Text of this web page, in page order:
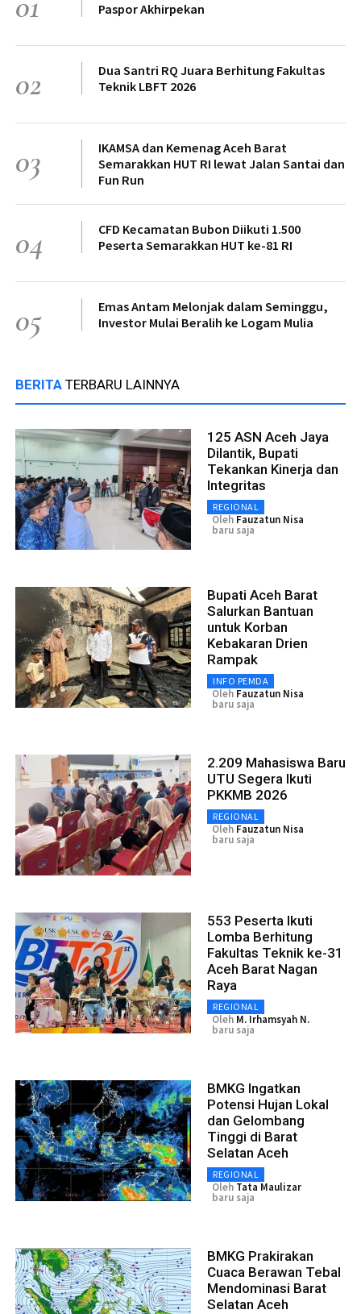
Paspor Akhirpekan
02
Dua Santri RQ Juara Berhitung Fakultas
Teknik LBFT 2026
03
IKAMSA dan Kemenag Aceh Barat
Semarakkan HUT RI lewat Jalan Santai dan
Fun Run
04
CFD Kecamatan Bubon Diikuti 1.500
Peserta Semarakkan HUT ke-81 RI
05
Emas Antam Melonjak dalam Seminggu,
Investor Mulai Beralih ke Logam Mulia
BERITA TERBARU LAINNYA
125 ASN Aceh Jaya
Dilantik, Bupati
Tekankan Kinerja dan
Integritas
REGIONAL
Oleh Fauzatun Nisa
baru saja
Bupati Aceh Barat
Salurkan Bantuan
untuk Korban
Kebakaran Drien
Rampak
INFO PEMDA
Oleh Fauzatun Nisa
baru saja
2.209 Mahasiswa Baru
UTU Segera Ikuti
PKKMB 2026
REGIONAL
Oleh Fauzatun Nisa
baru saja
553 Peserta Ikuti
Lomba Berhitung
Fakultas Teknik ke-31
Aceh Barat Nagan
Raya
REGIONAL
Oleh M. Irhamsyah N.
baru saja
BMKG Ingatkan
Potensi Hujan Lokal
dan Gelombang
Tinggi di Barat
Selatan Aceh
REGIONAL
Oleh Tata Maulizar
baru saja
BMKG Prakirakan
Cuaca Berawan Tebal
Mendominasi Barat
Selatan Aceh